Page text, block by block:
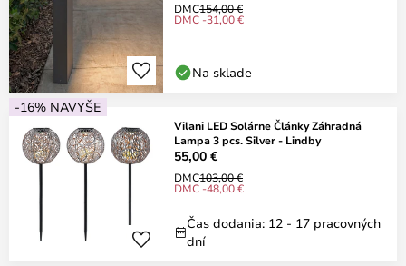
DMC154,00 €
DMC -31,00 €
Na sklade
-16% NAVYŠE
Vilani LED Solárne Články Záhradná
Lampa 3 pcs. Silver - Lindby
55,00 €
DMC103,00 €
DMC -48,00 €
Čas dodania: 12 - 17 pracovných
dní